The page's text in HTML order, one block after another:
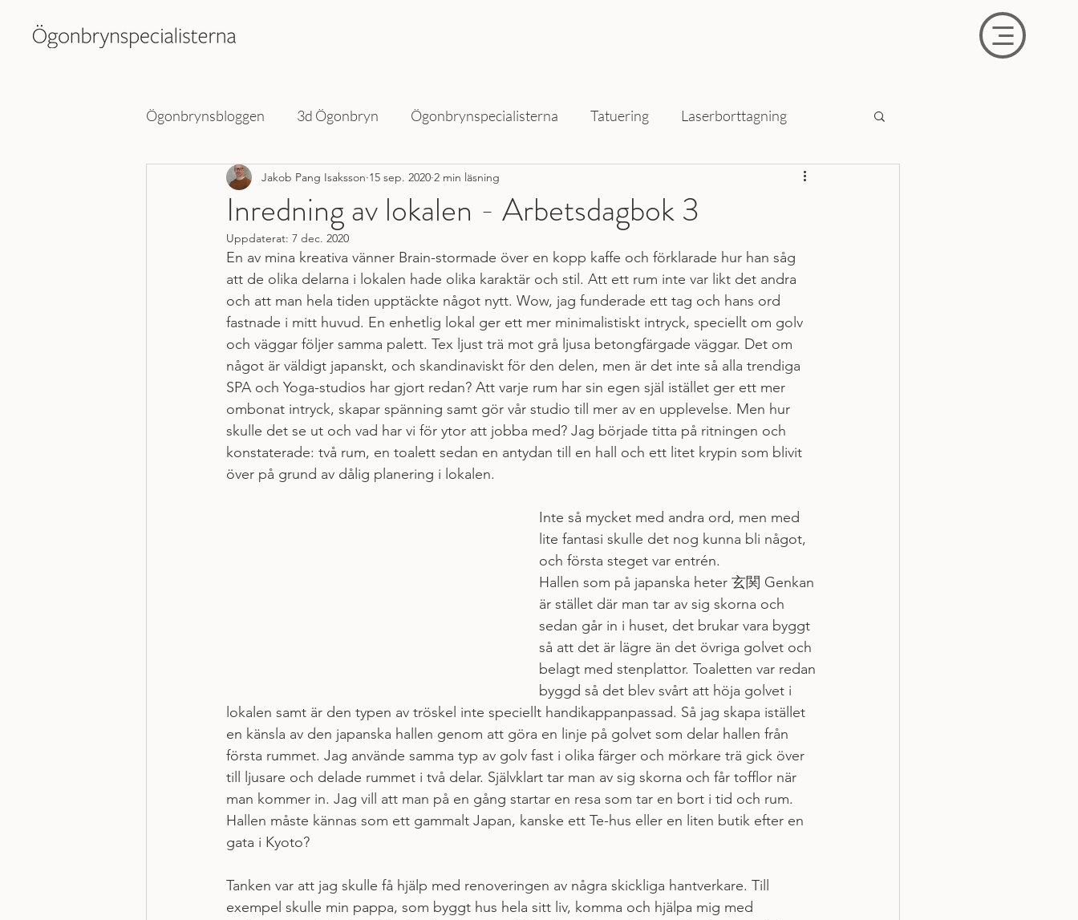
Ögonbrynsbloggen 3d Ögonbryn Ögonbrynspecialisterna Tatuering Laserborttagning
Ögonbrynspecialisterna
Inredning av lokalen - Arbetsdagbok 3
Jakob Pang Isaksson 15 sep. 2020 2 min läsning
Uppdaterat: 7 dec. 2020
En av mina kreativa vänner Brain-stormade över en kopp kaffe och förklarade hur han såg
att de olika delarna i lokalen hade olika karaktär och stil. Att ett rum inte var likt det andra
och att man hela tiden upptäckte något nytt. Wow, jag funderade ett tag och hans ord
fastnade i mitt huvud. En enhetlig lokal ger ett mer minimalistiskt intryck, speciellt om golv
och väggar följer samma palett. Tex ljust trä mot grå ljusa betongfärgade väggar. Det om
något är väldigt japanskt, och skandinaviskt för den delen, men är det inte så alla trendiga
SPA och Yoga-studios har gjort redan? Att varje rum har sin egen själ istället ger ett mer
ombonat intryck, skapar spänning samt gör vår studio till mer av en upplevelse. Men hur
skulle det se ut och vad har vi för ytor att jobba med? Jag började titta på ritningen och
konstaterade: två rum, en toalett sedan en antydan till en hall och ett litet krypin som blivit
över på grund av dålig planering i lokalen.
Inte så mycket med andra ord, men med
lite fantasi skulle det nog kunna bli något,
och första steget var entrén.
Hallen som på japanska heter 玄関 Genkan
är stället där man tar av sig skorna och
sedan går in i huset, det brukar vara byggt
så att det är lägre än det övriga golvet och
belagt med stenplattor. Toaletten var redan
byggd så det blev svårt att höja golvet i
lokalen samt är den typen av tröskel inte speciellt handikappanpassad. Så jag skapa istället
en känsla av den japanska hallen genom att göra en linje på golvet som delar hallen från
första rummet. Jag använde samma typ av golv fast i olika färger och mörkare trä gick över
till ljusare och delade rummet i två delar. Självklart tar man av sig skorna och får tofflor när
man kommer in. Jag vill att man på en gång startar en resa som tar en bort i tid och rum.
Hallen måste kännas som ett gammalt Japan, kanske ett Te-hus eller en liten butik efter en
gata i Kyoto?
Tanken var att jag skulle få hjälp med renoveringen av några skickliga hantverkare. Till
exempel skulle min pappa, som byggt hus hela sitt liv, komma och hjälpa mig med